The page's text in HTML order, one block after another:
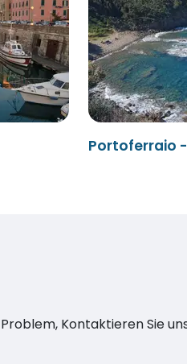
Portoferraio
Kontaktieren Sie